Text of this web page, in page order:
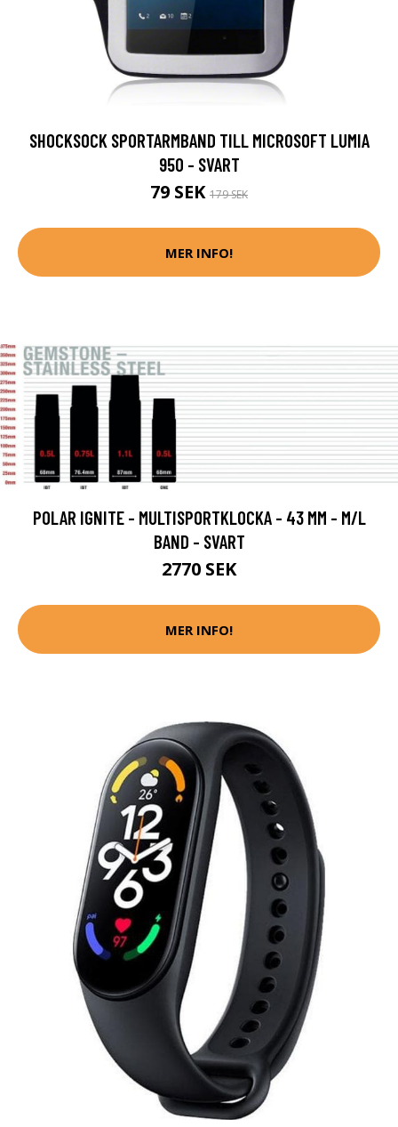
SHOCKSOCK SPORTARMBAND TILL MICROSOFT LUMIA
950 - SVART
79 SEK 179 SEK
MER INFO!
POLAR IGNITE - MULTISPORTKLOCKA - 43 MM - M/L
BAND - SVART
2770 SEK
MER INFO!